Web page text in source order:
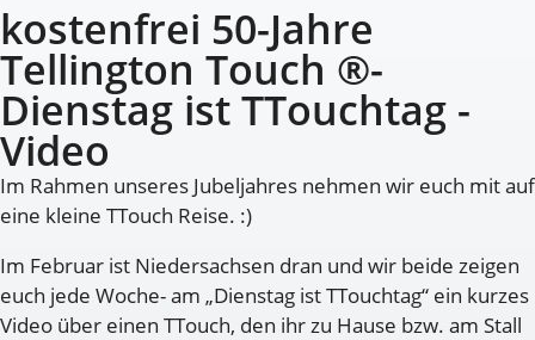
kostenfrei 50-Jahre
Tellington Touch ®-
Dienstag ist TTouchtag -
Video
Im Rahmen unseres Jubeljahres nehmen wir euch mit auf
eine kleine TTouch Reise. :)
Im Februar ist Niedersachsen dran und wir beide zeigen
euch jede Woche- am „Dienstag ist TTouchtag“ ein kurzes
Video über einen TTouch, den ihr zu Hause bzw. am Stall